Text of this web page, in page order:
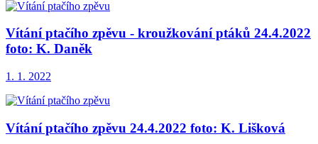
Vítání ptačího zpěvu - kroužkování ptáků 24.4.2022
foto: K. Daněk
1. 1. 2022
Vítání ptačího zpěvu 24.4.2022 foto: K. Lišková